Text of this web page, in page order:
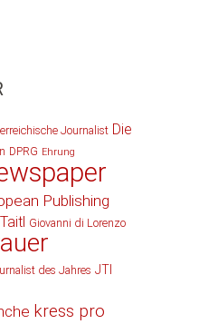
Journalist Die
DPRG Ehrung
Publishing
Giovanni di Lorenzo
des Jahres JTI
kress pro